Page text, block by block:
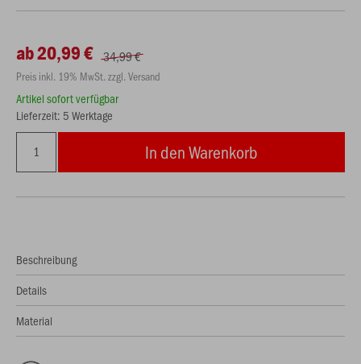
ab 20,99 € 34,99 €
Preis inkl. 19% MwSt. zzgl. Versand
Artikel sofort verfügbar
Lieferzeit: 5 Werktage
In den Warenkorb
Beschreibung
Details
Material